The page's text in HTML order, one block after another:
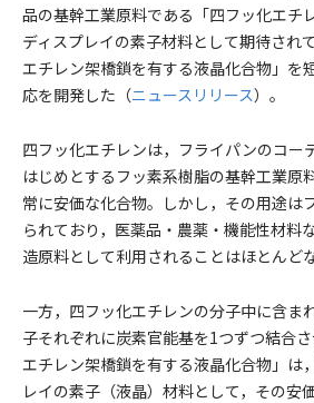
品の基幹工業原料である「四フッ化エチ
ディスプレイの素子材料として期待され
エチレン架橋鎖を有する液晶化合物」を
応を開発した（ニュースリリース）。
四フッ化エチレンは，フライパンのコー
はじめとするフッ素系樹脂の基幹工業原
常に安価な化合物。しかし，その用途は
られており，医薬品・農薬・機能性材料
造原料として利用されることはほとんど
一方，四フッ化エチレンの分子中に含ま
子それぞれに炭素官能基を1つずつ結合
エチレン架橋鎖を有する液晶化合物」は
レイの素子（液晶）材料として，その安